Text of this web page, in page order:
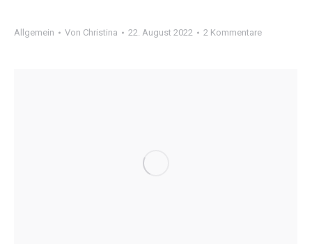
Allgemein Von Christina 22. August 2022 2 Kommentare